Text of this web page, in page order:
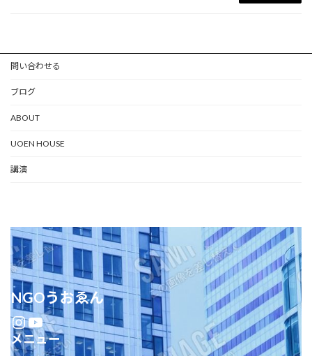
問い合わせる
ブログ
ABOUT
UOEN HOUSE
講演
NGOうおゑん
Instagram
YouTube
メニュー